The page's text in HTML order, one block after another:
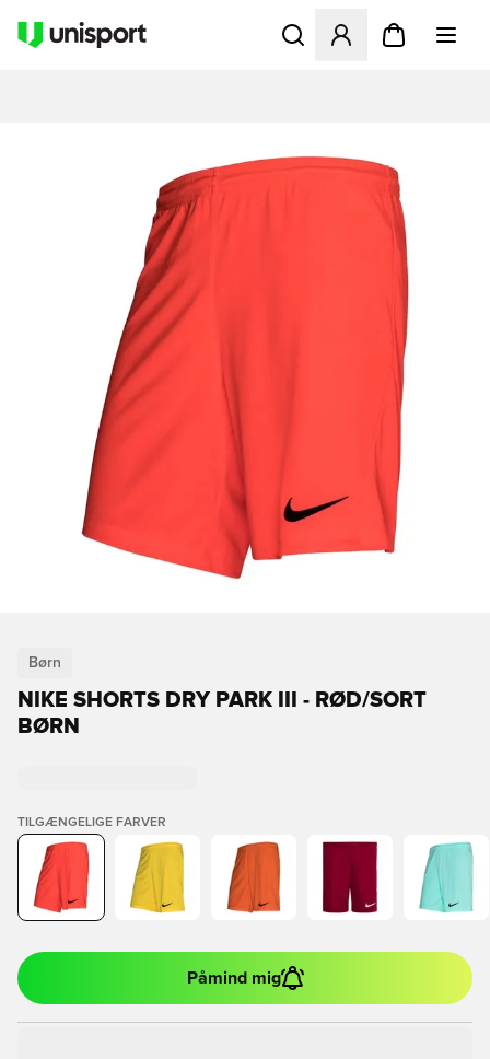
Åbner en Modal til at
Børn
NIKE SHORTS DRY PARK III - RØD/SORT
BØRN
TILGÆNGELIGE FARVER
Påmind mig